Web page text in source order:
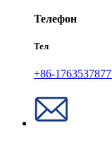
Телефон
Тел
+86-